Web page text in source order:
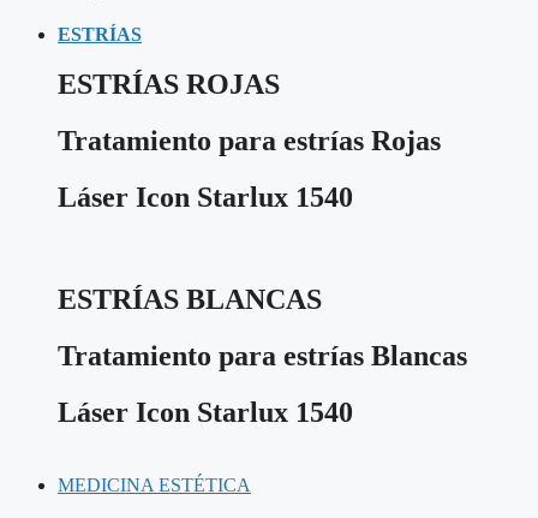
ESTRÍAS
ESTRÍAS ROJAS
Tratamiento para estrías Rojas
Láser Icon Starlux 1540
ESTRÍAS BLANCAS
Tratamiento para estrías Blancas
Láser Icon Starlux 1540
MEDICINA ESTÉTICA